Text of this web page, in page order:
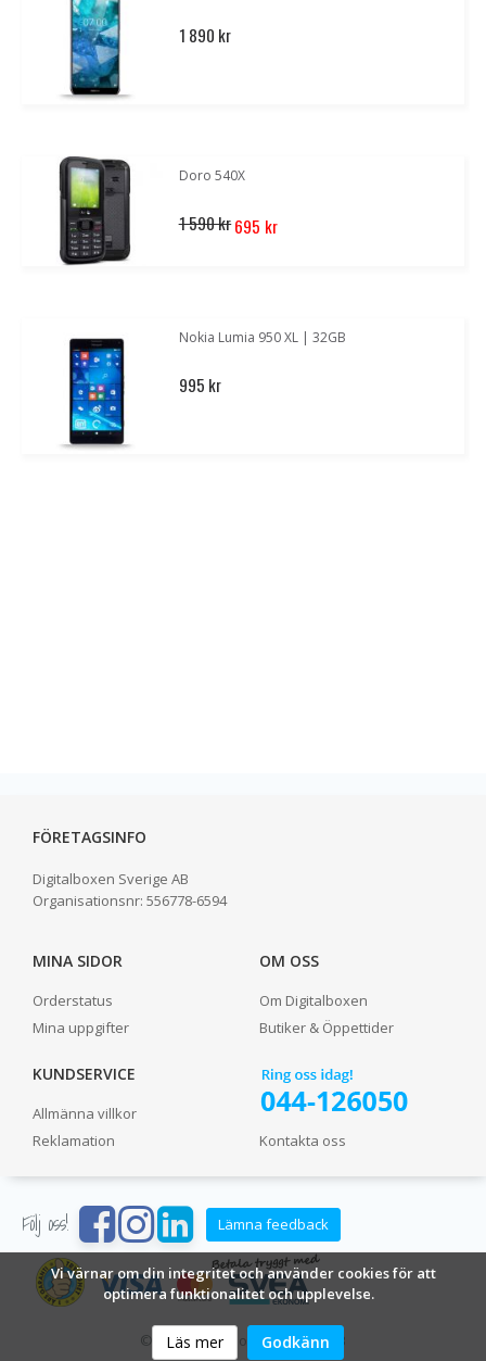
Vi värnar om din integritet och använder cookies för att
optimera funktionalitet och upplevelse.
Läs mer Godkänn
1 890 kr
Doro 540X
1 590 kr Special
Price
695 kr
Nokia Lumia 950 XL | 32GB
995 kr
FÖRETAGSINFO
Digitalboxen Sverige AB
Organisationsnr: 556778-6594
MINA SIDOR
Orderstatus
Mina uppgifter
OM OSS
Om Digitalboxen
Butiker & Öppettider
KUNDSERVICE
Allmänna villkor
Reklamation
Kontakta oss
Följ oss! Lämna feedback
© 2024 Digitalboxen Sverige AB